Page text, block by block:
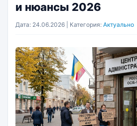
и нюансы 2026
Дата: 24.06.2026 | Категория: Актуально